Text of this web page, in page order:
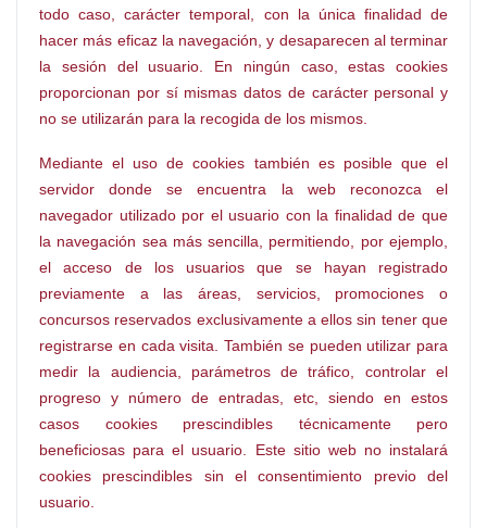
todo caso, carácter temporal, con la única finalidad de
hacer más eficaz la navegación, y desaparecen al terminar
la sesión del usuario. En ningún caso, estas cookies
proporcionan por sí mismas datos de carácter personal y
no se utilizarán para la recogida de los mismos.
Mediante el uso de cookies también es posible que el
servidor donde se encuentra la web reconozca el
navegador utilizado por el usuario con la finalidad de que
la navegación sea más sencilla, permitiendo, por ejemplo,
el acceso de los usuarios que se hayan registrado
previamente a las áreas, servicios, promociones o
concursos reservados exclusivamente a ellos sin tener que
registrarse en cada visita. También se pueden utilizar para
medir la audiencia, parámetros de tráfico, controlar el
progreso y número de entradas, etc, siendo en estos
casos cookies prescindibles técnicamente pero
beneficiosas para el usuario. Este sitio web no instalará
cookies prescindibles sin el consentimiento previo del
usuario.